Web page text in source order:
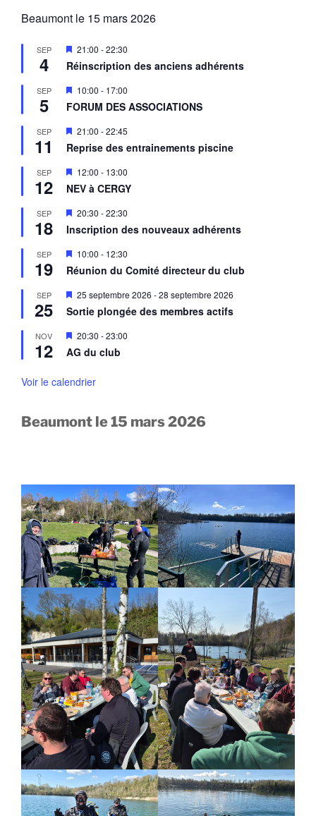
Beaumont le 15 mars 2026
SEP
4
M
i
s
n
a
a
n
t
21:00 -22:30
Réinscription des anciens adhérents
SEP
5
M
i
s
n
a
v
a
n
t
10:00 - 17:00
FORUM DES ASSOCIATIONS
SEP
11
M
s
n
a
a
n
t
21:00 -22:45
Reprise des entrainements piscine
SEP
12
M
i
s
n
a
a
n
t
12:00 - 13:00
NEV à CERGY
SEP
18
M
s
n
a
a
n
t
20:30 -22:30
Inscription des nouveaux adhérents
SEP
19
M
i
s
n
a
a
n
t
10:00 - 12:30
Réunion du Comité directeur du club
SEP
25
M
s
n
a
n
25 septembre 2026 -28 septembre 2026
Sortie plongée des membres actifs
NOV
12
M
i
s
n
n
20:30 -23:00
AG du club
Voir le calendrier
Beaumont le 15 mars 2026